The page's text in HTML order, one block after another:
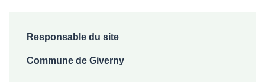
Responsable du site
Commune de Giverny